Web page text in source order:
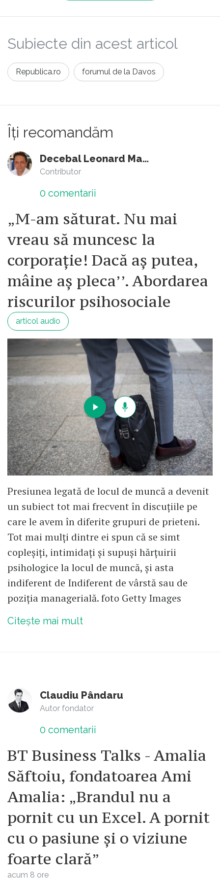
Subiecte din acest articol
Republica.ro forumul de la Davos
Îți recomandăm
Decebal Leonard Marin
Contributor
0 comentarii
„M-am săturat. Nu mai
vreau să muncesc la
corporație! Dacă aș putea,
mâine aș pleca’’. Abordarea
riscurilor psihosociale
articol audio
Presiunea legată de locul de muncă a devenit
un subiect tot mai frecvent în discuțiile pe
care le avem în diferite grupuri de prieteni.
Tot mai mulți dintre ei spun că se simt
copleșiți, intimidați și supuși hărțuirii
psihologice la locul de muncă, și asta
indiferent de Indiferent de vârstă sau de
poziția managerială. foto Getty Images
Citește mai mult
Claudiu Pândaru
Autor fondator
0 comentarii
BT Business Talks - Amalia
Săftoiu, fondatoarea Ami
Amalia: „Brandul nu a
pornit cu un Excel. A pornit
cu o pasiune și o viziune
foarte clară”
acum 8 ore